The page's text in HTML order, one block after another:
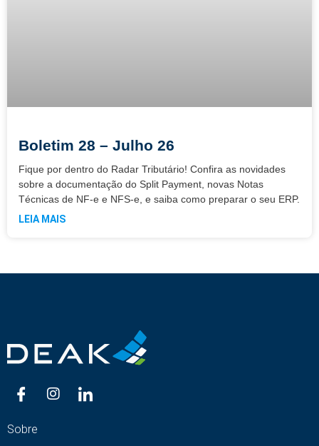
Boletim 28 – Julho 26
Fique por dentro do Radar Tributário! Confira as novidades
sobre a documentação do Split Payment, novas Notas
Técnicas de NF-e e NFS-e, e saiba como preparar o seu ERP.
LEIA MAIS
Sobre